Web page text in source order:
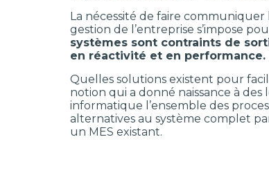
La nécessité de faire
gestion de l’entreprise s’impose
systèmes sont contraints de
en réactivité et en performance.
Quelles solutions existent pour
notion qui a donné naissance à
informatique l’ensemble des
alternatives au système complet
un MES existant.